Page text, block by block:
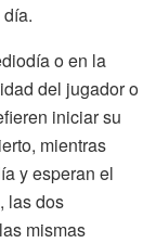
o en la
del jugador o
iniciar su
mientras
y esperan el
las dos
mismas